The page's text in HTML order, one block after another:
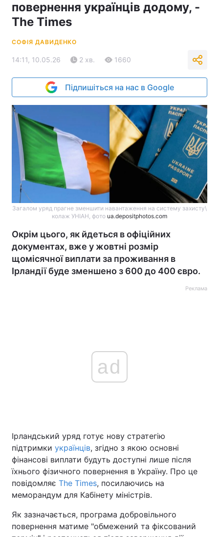
повернення українців додому, -
The Times
СОФІЯ ДАВИДЕНКО
14:11, 10.05.26 2 хв. 1660
Підпишіться на нас в Google
Загалом уряд прагне зменшити навантаження на систему захисту\
колаж УНІАН, фото ua.depositphotos.com
Окрім цього, як йдеться в офіційних
документах, вже у жовтні розмір
щомісячної виплати за проживання в
Ірландії буде зменшено з 600 до 400 євро.
Реклама
ad
Ірландський уряд готує нову стратегію
підтримки українців, згідно з якою основні
фінансові виплати будуть доступні лише після
їхнього фізичного повернення в Україну. Про це
повідомляє The Times, посилаючись на
меморандум для Кабінету міністрів.
Як зазначається, програма добровільного
повернення матиме "обмежений та фіксований